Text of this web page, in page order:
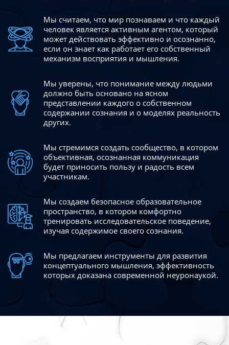
Мы считаем, что мир познаваем и что каждый
человек является активным агентом, который
может действовать эффективно и осознанно,
если он знает как работает его собственный
механизм восприятия и мышления.
Мы уверены, что понимание между людьми
должно быть основано на ясном
представлении каждого о собственном
содержании сознания и о моделях реальность
других.
Мы стремимся создать сообщество, в котором
объективная, осознанная коммуникация
будет приносить пользу и радость всем
участникам.
Мы создаем безопасное образовательное
пространство, в котором комфортно
тренировать исследовательское поведение,
изучая содержимое своего сознания.
Мы предлагаем инструменты для развития
концептуального мышления, эффективность
которых доказана современной неуронаукой.